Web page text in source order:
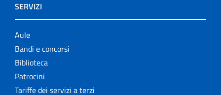
SERVIZI
Aule
Bandi e concorsi
Biblioteca
Patrocini
Tariffe dei servizi a terzi